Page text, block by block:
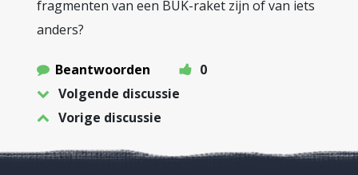
fragmenten van een BUK-raket zijn of van iets
anders?
Beantwoorden
0
Volgende discussie
Vorige discussie